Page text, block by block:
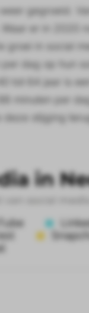
gegroeid. Van
er in 2020
groei in social
dag op hun
tot 64 jaar is
minuten per
deze stijging